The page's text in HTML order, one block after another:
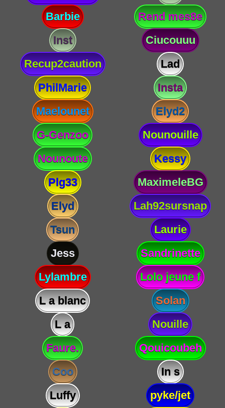
Barbie
Rend mes8e
Inst
Ciucouuu
Recup2caution
Lad
PhilMarie
Insta
Maelounet
Elyd2
G-Genzoo
Nounouille
Nounoute
Kessy
Plg33
MaximeleBG
Elyd
Lah92sursnap
Tsun
Laurie
Jess
Sandrinette
Lylambre
Lolo jeune f
L a blanc
Solan
L a
Nouille
Faure.
Qouicoubeh
Coo
In s
Luffy
pyke/jet